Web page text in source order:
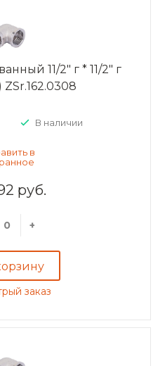
11/2" г * 11/2" г
ZSr.162.0308
В наличии
руб.
+
заказ